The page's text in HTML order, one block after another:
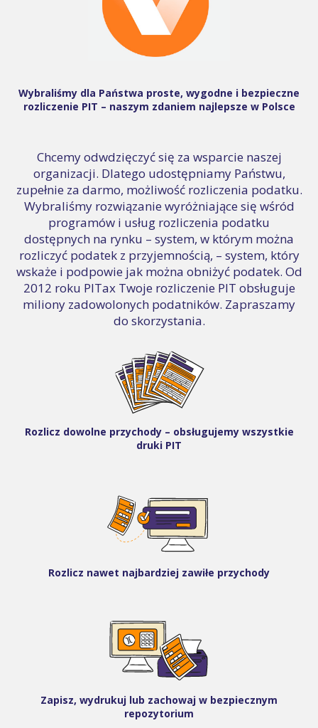
Wybraliśmy dla Państwa proste, wygodne i bezpieczne
rozliczenie PIT – naszym zdaniem najlepsze w Polsce
Chcemy odwdzięczyć się za wsparcie naszej
organizacji. Dlatego udostępniamy Państwu,
zupełnie za darmo, możliwość rozliczenia podatku.
Wybraliśmy rozwiązanie wyróżniające się wśród
programów i usług rozliczenia podatku
dostępnych na rynku – system, w którym można
rozliczyć podatek z przyjemnością, – system, który
wskaże i podpowie jak można obniżyć podatek. Od
2012 roku PITax Twoje rozliczenie PIT obsługuje
miliony zadowolonych podatników. Zapraszamy
do skorzystania.
Rozlicz dowolne przychody – obsługujemy wszystkie
druki PIT
Rozlicz nawet najbardziej zawiłe przychody
Zapisz, wydrukuj lub zachowaj w bezpiecznym
repozytorium